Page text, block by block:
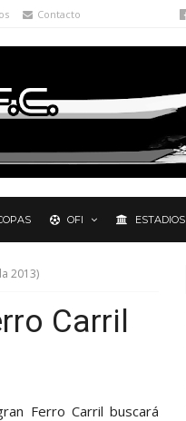
Contacto
OFI ESTADIOS
2013)
Carril
Ferro Carril buscará